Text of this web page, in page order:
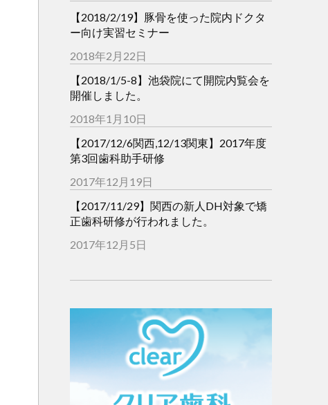
【2018/2/19】豚骨を使った院内ドクタ
ー向け実習セミナー
2018年2月22日
【2018/1/5-8】池袋院にて開院内覧会を
開催しました。
2018年1月10日
【2017/12/6関西,12/13関東】2017年度
第3回歯科助手研修
2017年12月19日
【2017/11/29】関西の新人DH対象で矯
正歯科研修が行われました。
2017年12月5日